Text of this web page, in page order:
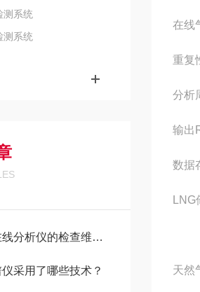
测系统
测系统
仪的检查维护周期建议
采用了哪些技术？
在线
重复
分析
输出
数据
天然